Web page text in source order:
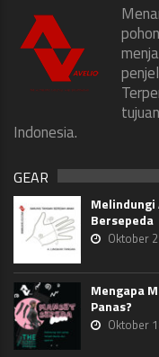
Indonesia.
GEAR
Melindungi
Bersepeda
Oktober
Mengapa
Panas?
Oktober